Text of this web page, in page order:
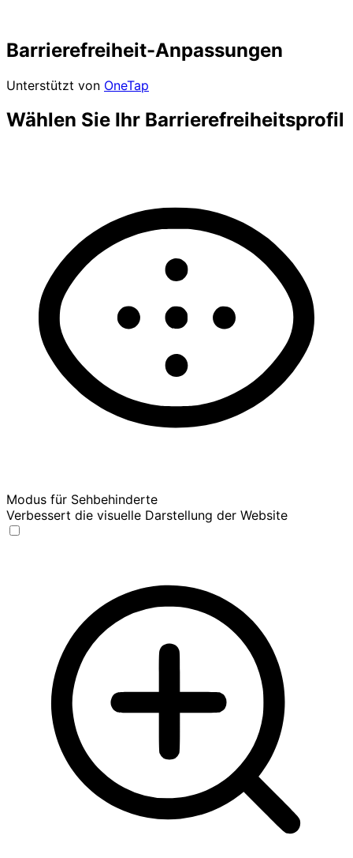
Barrierefreiheit-Anpassungen
Unterstützt von OneTap
Wählen Sie Ihr Barrierefreiheitsprofil
Modus für Sehbehinderte
Verbessert die visuelle Darstellung der Website